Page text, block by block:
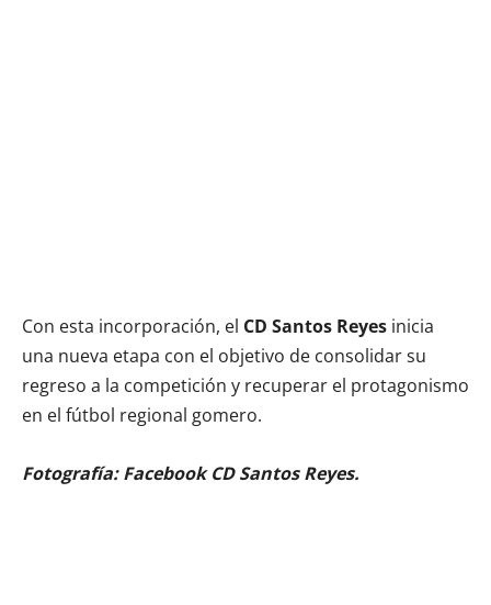
Con esta incorporación, el CD Santos Reyes inicia
una nueva etapa con el objetivo de consolidar su
regreso a la competición y recuperar el protagonismo
en el fútbol regional gomero.
Fotografía: Facebook CD Santos Reyes.